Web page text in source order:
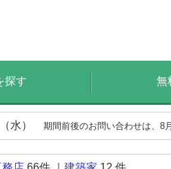
探す 無
（水） 期間前後のお問い合わせは、8